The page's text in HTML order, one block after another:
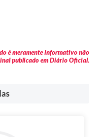
é meramente informativo não
publicado em Diário Oficial.